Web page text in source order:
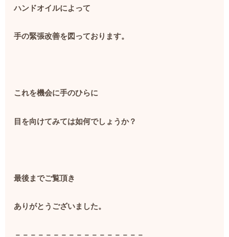
ハンドオイルによって
手の緊張改善を図っております。
これを機会に手のひらに
目を向けてみては如何でしょうか？
最後までご覧頂き
ありがとうございました。
－－－－－－－－－－－－－－－－－